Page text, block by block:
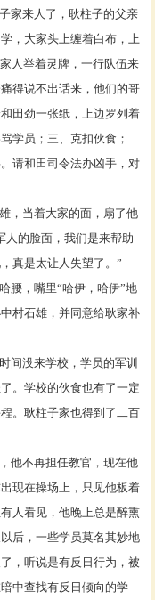
家来人了，耿柱子的父亲
，大家头上缠着白布，上
人举着灵牌，一行队伍来
得说不出话来，他们的哥
田劲一张纸，上边罗列着
学员；三、克扣伙食；
请和田司令法办凶手，对
，当着大家的面，扇了他
人的脸面，我们是来帮助
真是太让人失望了。”
腰，嘴里“哈伊，哈伊”地
村石雄，并同意给耿家补
间没来学校，学员的军训
。学校的伙食也有了一定
。耿柱子家也得到了二百
他不再担任教官，现在他
现在操场上，只见他板着
人看见，他晚上总是醉熏
后，一些学员莫名其妙地
，听说是有反日行为，被
中查找有反日倾向的学